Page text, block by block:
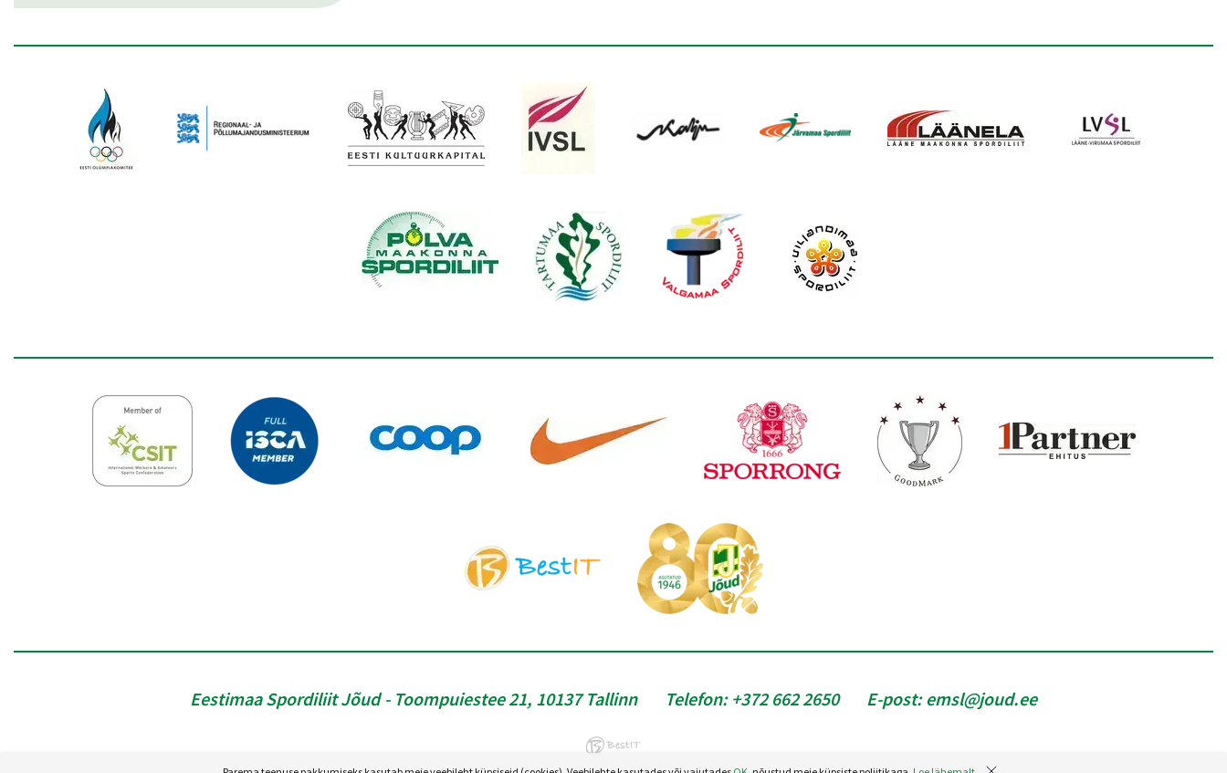
Eestimaa Spordiliit Jõud Toompuiestee 21, 10137 Tallinn Telefon: +372 662 2650 E-post:emsl@joud.ee